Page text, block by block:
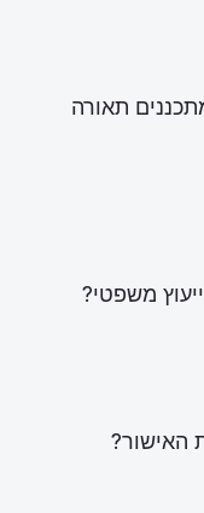
תאורה
משפטי?